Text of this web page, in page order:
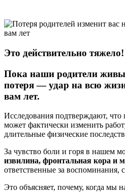
Это действительно тяжело!
Пока наши родители
потеря — удар на всю
вам лет.
Исследования подтверждают, что
может фактически изменить
длительные физические
За чувство боли и горя в нашем
извилина, фронтальная кора и
ответственные за воспоминания,
Это объясняет, почему, когда мы